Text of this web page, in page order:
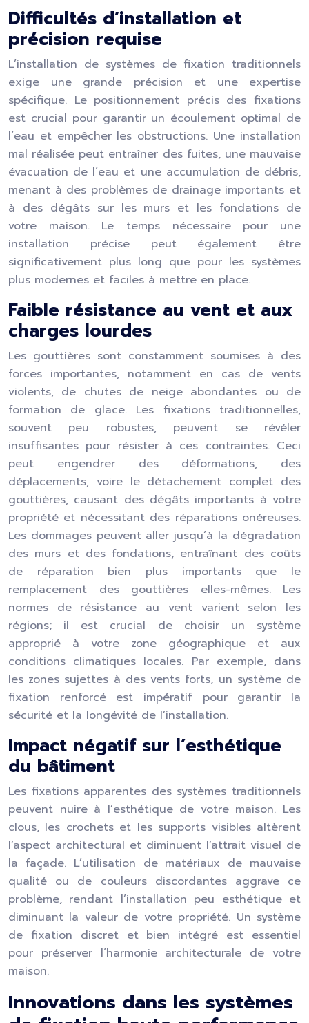
Difficultés d’installation et
précision requise
L’installation de systèmes de fixation traditionnels
exige une grande précision et une expertise
spécifique. Le positionnement précis des fixations
est crucial pour garantir un écoulement optimal de
l’eau et empêcher les obstructions. Une installation
mal réalisée peut entraîner des fuites, une mauvaise
évacuation de l’eau et une accumulation de débris,
menant à des problèmes de drainage importants et
à des dégâts sur les murs et les fondations de
votre maison. Le temps nécessaire pour une
installation précise peut également être
significativement plus long que pour les systèmes
plus modernes et faciles à mettre en place.
Faible résistance au vent et aux
charges lourdes
Les gouttières sont constamment soumises à des
forces importantes, notamment en cas de vents
violents, de chutes de neige abondantes ou de
formation de glace. Les fixations traditionnelles,
souvent peu robustes, peuvent se révéler
insuffisantes pour résister à ces contraintes. Ceci
peut engendrer des déformations, des
déplacements, voire le détachement complet des
gouttières, causant des dégâts importants à votre
propriété et nécessitant des réparations onéreuses.
Les dommages peuvent aller jusqu’à la dégradation
des murs et des fondations, entraînant des coûts
de réparation bien plus importants que le
remplacement des gouttières elles-mêmes. Les
normes de résistance au vent varient selon les
régions; il est crucial de choisir un système
approprié à votre zone géographique et aux
conditions climatiques locales. Par exemple, dans
les zones sujettes à des vents forts, un système de
fixation renforcé est impératif pour garantir la
sécurité et la longévité de l’installation.
Impact négatif sur l’esthétique
du bâtiment
Les fixations apparentes des systèmes traditionnels
peuvent nuire à l’esthétique de votre maison. Les
clous, les crochets et les supports visibles altèrent
l’aspect architectural et diminuent l’attrait visuel de
la façade. L’utilisation de matériaux de mauvaise
qualité ou de couleurs discordantes aggrave ce
problème, rendant l’installation peu esthétique et
diminuant la valeur de votre propriété. Un système
de fixation discret et bien intégré est essentiel
pour préserver l’harmonie architecturale de votre
maison.
Innovations dans les systèmes